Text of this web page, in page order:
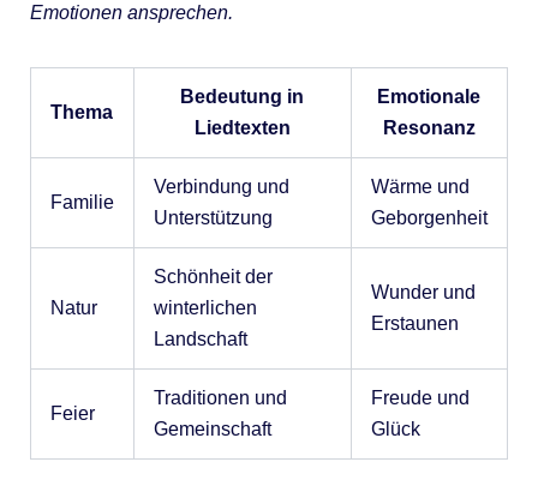
Emotionen ansprechen.
Thema
Bedeutung in
Liedtexten
Emotionale
Resonanz
Familie
Verbindung und
Unterstützung
Wärme und
Geborgenheit
Natur
Schönheit der
winterlichen
Landschaft
Wunder und
Erstaunen
Feier
Traditionen und
Gemeinschaft
Freude und
Glück